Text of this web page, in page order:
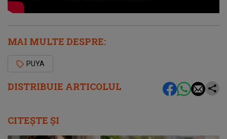
DISTRIBUIE ARTICOLUL
MAI MULTE DESPRE:
PUYA
CITEȘTE ȘI